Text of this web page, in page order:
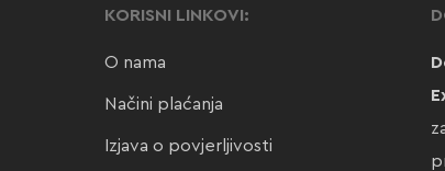
KORISNI LINKOVI:
O nama
Načini plaćanja
Izjava o povjerljivosti